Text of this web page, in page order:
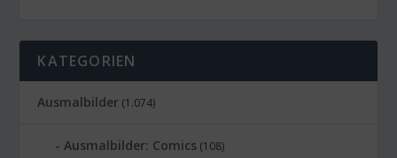
KATEGORIEN
Ausmalbilder (1.074)
Ausmalbilder: Comics (108)